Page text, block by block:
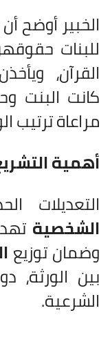
الخبير أوضح أن
للبنات
القرآن، ويأخذن
كانت البنت
مراعاة ترتيب
أهمية
التعديلات
الشخصية
وضمان توزيع
بين الورثة،
الشرعية.